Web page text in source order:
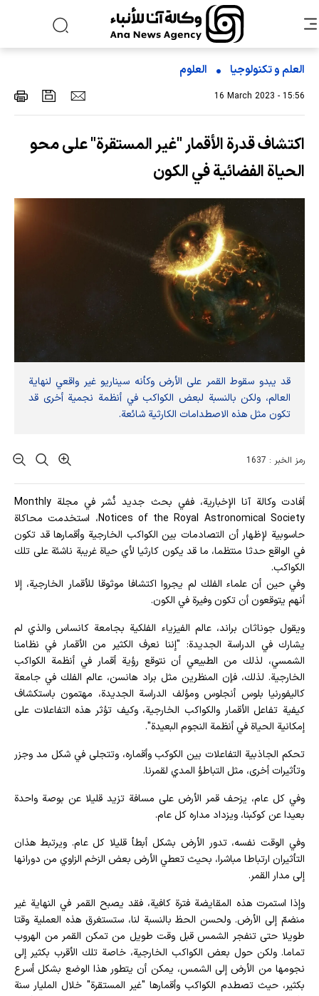
العلم و تکنولوجیا العلوم
16 March 2023 - 15:56
اكتشاف قدرة الأقمار "غير المستقرة" على محو
الحياة الفضائية في الكون
قد يبدو سقوط القمر على الأرض وكأنه سيناريو غير واقعي لنهاية
العالم، ولكن بالنسبة لبعض الكواكب في أنظمة نجمية أخرى قد
تكون مثل هذه الاصطدامات الكارثية شائعة.
رمز الخبر : 1637
أفادت وکالة آنا الإخباریة، ففي بحث جديد نُشر في مجلة Monthly
Notices of the Royal Astronomical Society، استخدمت محاكاة
حاسوبية لإظهار أن التصادمات بين الكواكب الخارجية وأقمارها قد تكون
في الواقع حدثا منتظما، ما قد يكون كارثيا لأي حياة غريبة ناشئة على تلك
الكواكب.
وفي حين أن علماء الفلك لم يجروا اكتشافا موثوقا للأقمار الخارجية، إلا
أنهم يتوقعون أن تكون وفيرة في الكون.
ويقول جوناثان براند، عالم الفيزياء الفلكية بجامعة كانساس والذي لم
يشارك في الدراسة الجديدة: "إننا نعرف الكثير من الأقمار في نظامنا
الشمسي، لذلك من الطبيعي أن نتوقع رؤية أقمار في أنظمة الكواكب
الخارجية. لذلك، فإن المنظرين مثل براد هانسن، عالم الفلك في جامعة
كاليفورنيا بلوس أنجلوس ومؤلف الدراسة الجديدة، مهتمون باستكشاف
كيفية تفاعل الأقمار والكواكب الخارجية، وكيف تؤثر هذه التفاعلات على
إمكانية الحياة في أنظمة النجوم البعيدة".
تحكم الجاذبية التفاعلات بين الكوكب وأقماره، وتتجلى في شكل مد وجزر
وتأثيرات أخرى، مثل التباطؤ المدي لقمرنا.
وفي كل عام، يزحف قمر الأرض على مسافة تزيد قليلا عن بوصة واحدة
بعيدا عن كوكبنا، ويزداد مداره كل عام.
وفي الوقت نفسه، تدور الأرض بشكل أبطأ قليلا كل عام. ويرتبط هذان
التأثيران ارتباطا مباشرا، بحيث تعطي الأرض بعض الزخم الزاوي من دورانها
إلى مدار القمر.
وإذا استمرت هذه المقايضة فترة كافية، فقد يصبح القمر في النهاية غير
منضمّ إلى الأرض. ولحسن الحظ بالنسبة لنا، ستستغرق هذه العملية وقتا
طويلا حتى تنفجر الشمس قبل وقت طويل من تمكن القمر من الهروب
تماما. ولكن حول بعض الكواكب الخارجية، خاصة تلك الأقرب بكثير إلى
نجومها من الأرض إلى الشمس، يمكن أن يتطور هذا الوضع بشكل أسرع
بكثير، حيث تصطدم الكواكب وأقمارها "غير المستقرة" خلال المليار سنة